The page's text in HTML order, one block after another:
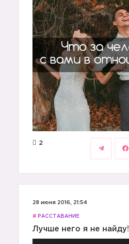
2
28 июня 2016, 21:54
# РАССТАВАНИЕ
Лучше него я не найду!